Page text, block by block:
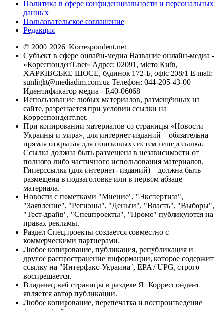
Политика в сфере конфиденциальности и персональных
данных
Пользовательское соглашение
Редакция
© 2000-2026, Korrespondent.net
Субъект в сфере онлайн-медиа Название онлайн-медиа -
«КореспонденТ.net» Адрес: 02091, місто Київ,
ХАРКІВСЬКЕ ШОСЕ, будинок 172-Б, офіс 208/1 E-mail:
sunlight@mediadim.com.ua Телефон: 044-205-43-00
Идентификатор медиа - R40-06068
Использование любых материалов, размещённых на
сайте, разрешается при условии ссылки на
Корреспондент.net.
При копировании материалов со страницы «Новости
Украины и мира», для интернет-изданий – обязательна
прямая открытая для поисковых систем гиперссылка.
Ссылка должна быть размещена в независимости от
полного либо частичного использования материалов.
Гиперссылка (для интернет- изданий) – должна быть
размещена в подзаголовке или в первом абзаце
материала.
Новости с пометками "Мнение", "Экспертиза",
"Заявление", "Регионы", "Деньги", "Власть", "Выборы",
"Тест-драйв", "Спецпроекты", "Промо" публикуются на
правах рекламы.
Раздел Спецпроекты создается совместно с
коммерческими партнерами.
Любое копирование, публикация, републикация и
другое распространение информации, которое содержит
ссылку на "Интерфакс-Украина", EPA / UPG, строго
воспрещается.
Владелец веб-страницы в разделе Я- Корреспондент
является автор публикации.
Любое копирование, перепечатка и воспроизведение